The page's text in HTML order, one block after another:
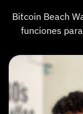
Bitcoin Beach
funciones